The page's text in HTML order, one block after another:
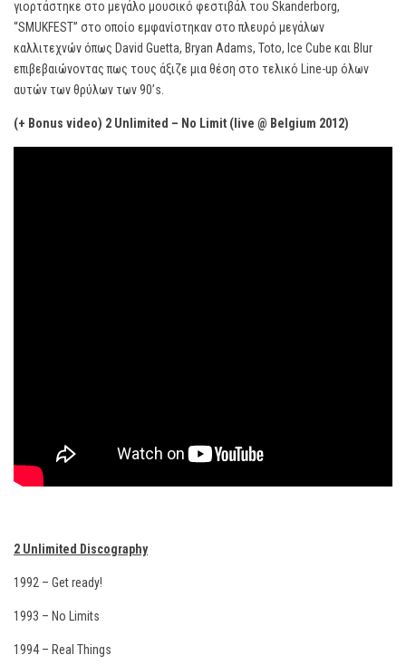
γιορτάστηκε στο μεγάλο μουσικό φεστιβάλ του Skanderborg,
“SMUKFEST” στο οποίο εμφανίστηκαν στο πλευρό μεγάλων
καλλιτεχνών όπως David Guetta, Bryan Adams, Toto, Ice Cube και Blur
επιβεβαιώνοντας πως τους άξιζε μια θέση στο τελικό Line-up όλων
αυτών των θρύλων των 90’s.
(+ Bonus video) 2 Unlimited – No Limit (live @ Belgium 2012)
2 Unlimited Discography
1992 – Get ready!
1993 – No Limits
1994 – Real Things